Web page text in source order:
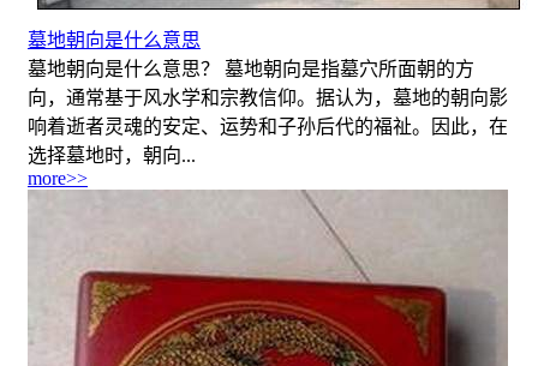
墓地朝向是什么意思
墓地朝向是什么意思？ 墓地朝向是指墓穴所面朝的方
向，通常基于风水学和宗教信仰。据认为，墓地的朝向影
响着逝者灵魂的安定、运势和子孙后代的福祉。因此，在
选择墓地时，朝向...
more>>